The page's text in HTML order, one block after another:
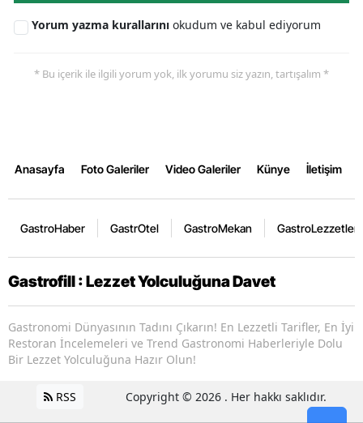
Yorum yazma kurallarını okudum ve kabul ediyorum
* Bu içerik ile ilgili yorum yok, ilk yorumu siz yazın, tartışalım *
Anasayfa Foto Galeriler Video Galeriler Künye İletişim
GastroHaber GastrOtel GastroMekan GastroLezzetler
Gastrofill : Lezzet Yolculuğuna Davet
Gastronomi Dünyasının Tadını Çıkarın! En Lezzetli Tarifler, En İyi
Restoran İncelemeleri ve Trend Gastronomi Haberleriyle Dolu
Bir Lezzet Yolculuğuna Hazır Olun!
RSS Copyright © 2026 . Her hakkı saklıdır.